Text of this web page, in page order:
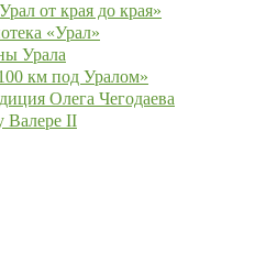
от края до края»
«Урал»
Урала
км под Уралом»
Олега Чегодаева
Валере II